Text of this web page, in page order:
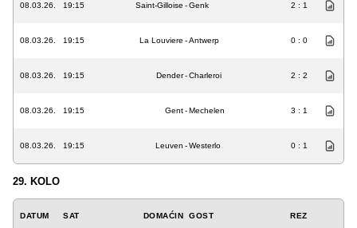
08.03.26. 19:15 Saint-Gilloise -Genk 2 : 1
08.03.26. 19:15 La Louviere -Antwerp 0 : 0
08.03.26. 19:15 Dender-Charleroi 2 : 2
08.03.26. 19:15 Gent-Mechelen 3 : 1
08.03.26. 19:15 Leuven -Westerlo 0 : 1
29. KOLO
DATUM SAT DOMAĆIN GOST REZ